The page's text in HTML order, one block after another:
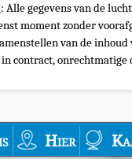
: Alle gegevens van de
moment zonder
van de
contract, onrechtmatige
Hier